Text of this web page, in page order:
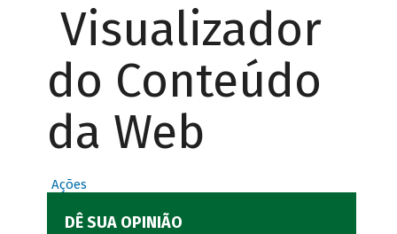
Visualizador
do Conteúdo
da Web
Ações
DÊ SUA OPINIÃO